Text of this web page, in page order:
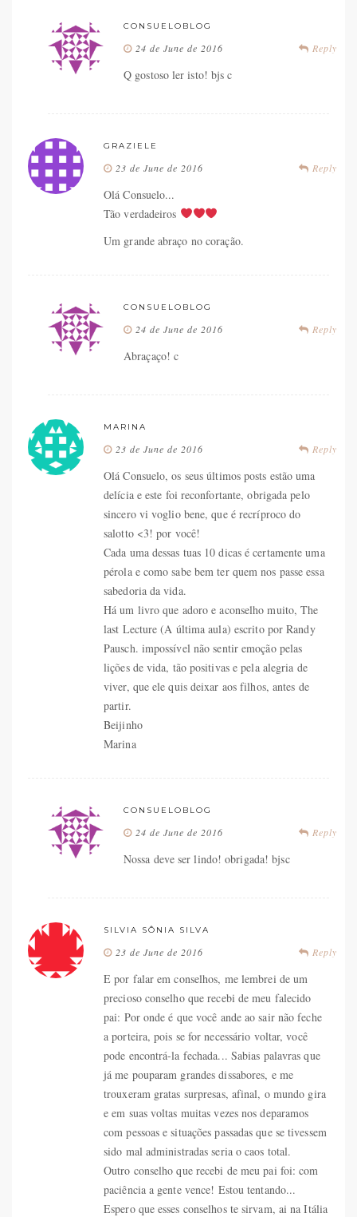
CONSUELOBLOG
Reply
24 de June de 2016
Q gostoso ler isto! bjs c
GRAZIELE
Reply
23 de June de 2016
Olá Consuelo...
Tão verdadeiros
Um grande abraço no coração.
CONSUELOBLOG
Reply
24 de June de 2016
Abraçaço! c
MARINA
Reply
23 de June de 2016
Olá Consuelo, os seus últimos posts estão uma
delícia e este foi reconfortante, obrigada pelo
sincero vi voglio bene, que é recríproco do
salotto <3! por você!
Cada uma dessas tuas 10 dicas é certamente uma
pérola e como sabe bem ter quem nos passe essa
sabedoria da vida.
Há um livro que adoro e aconselho muito, The
last Lecture (A última aula) escrito por Randy
Pausch. impossível não sentir emoção pelas
lições de vida, tão positivas e pela alegria de
viver, que ele quis deixar aos filhos, antes de
partir.
Beijinho
Marina
CONSUELOBLOG
Reply
24 de June de 2016
Nossa deve ser lindo! obrigada! bjsc
SILVIA SÔNIA SILVA
Reply
23 de June de 2016
E por falar em conselhos, me lembrei de um
precioso conselho que recebi de meu falecido
pai: Por onde é que você ande ao sair não feche
a porteira, pois se for necessário voltar, você
pode encontrá-la fechada... Sabias palavras que
já me pouparam grandes dissabores, e me
trouxeram gratas surpresas, afinal, o mundo gira
e em suas voltas muitas vezes nos deparamos
com pessoas e situações passadas que se tivessem
sido mal administradas seria o caos total.
Outro conselho que recebi de meu pai foi: com
paciência a gente vence! Estou tentando...
Espero que esses conselhos te sirvam, ai na Itália